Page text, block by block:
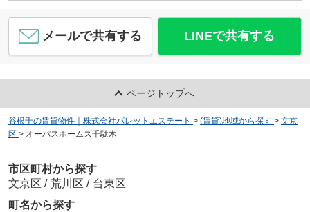
メールで共有する LINEで共有する
ページトップへ
谷根千の賃貸物件｜株式会社パレットエステート > (賃貸)地域から探す > 文京
区 > オーパスホームズ千駄木
市区町村から探す
文京区 / 荒川区 / 台東区
町名から探す